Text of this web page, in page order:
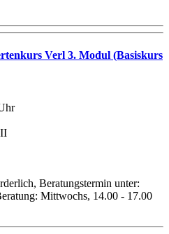
Verl 3. Modul (Basiskurs
Beratungstermin unter:
Mittwochs, 14.00 - 17.00